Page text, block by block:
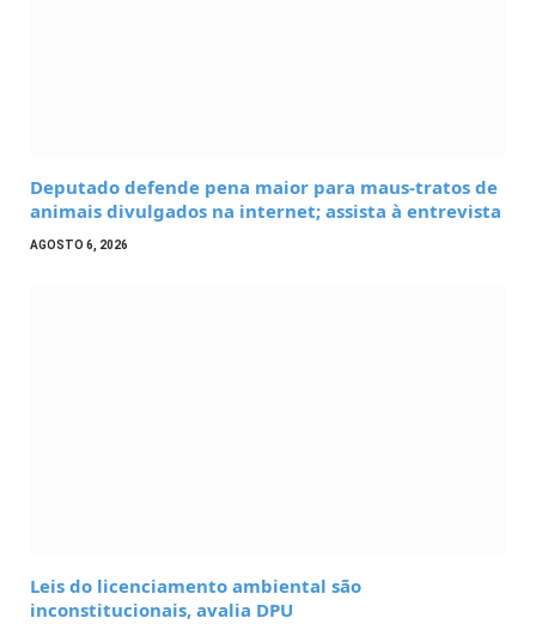
Deputado defende pena maior para maus-tratos de
animais divulgados na internet; assista à entrevista
AGOSTO 6, 2026
Leis do licenciamento ambiental são
inconstitucionais, avalia DPU